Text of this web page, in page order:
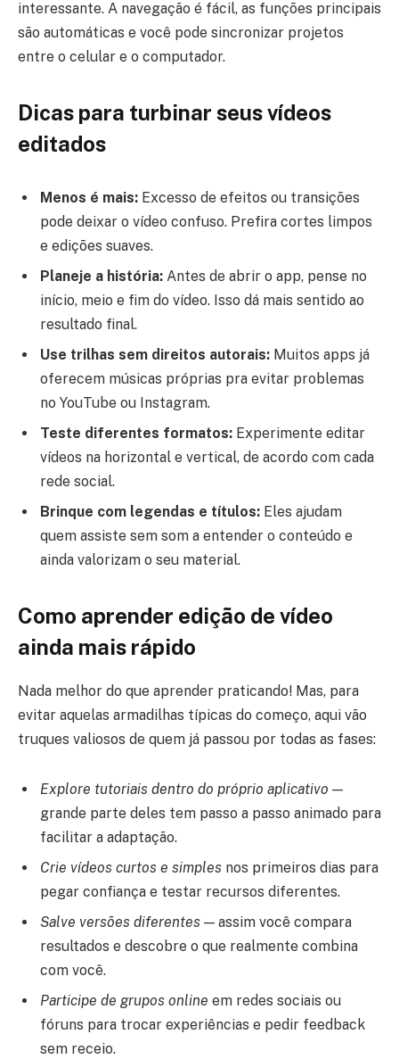
interessante. A navegação é fácil, as funções principais
são automáticas e você pode sincronizar projetos
entre o celular e o computador.
Dicas para turbinar seus vídeos
editados
Menos é mais: Excesso de efeitos ou transições
pode deixar o vídeo confuso. Prefira cortes limpos
e edições suaves.
Planeje a história: Antes de abrir o app, pense no
início, meio e fim do vídeo. Isso dá mais sentido ao
resultado final.
Use trilhas sem direitos autorais: Muitos apps já
oferecem músicas próprias pra evitar problemas
no YouTube ou Instagram.
Teste diferentes formatos: Experimente editar
vídeos na horizontal e vertical, de acordo com cada
rede social.
Brinque com legendas e títulos: Eles ajudam
quem assiste sem som a entender o conteúdo e
ainda valorizam o seu material.
Como aprender edição de vídeo
ainda mais rápido
Nada melhor do que aprender praticando! Mas, para
evitar aquelas armadilhas típicas do começo, aqui vão
truques valiosos de quem já passou por todas as fases:
Explore tutoriais dentro do próprio aplicativo —
grande parte deles tem passo a passo animado para
facilitar a adaptação.
Crie vídeos curtos e simples nos primeiros dias para
pegar confiança e testar recursos diferentes.
Salve versões diferentes — assim você compara
resultados e descobre o que realmente combina
com você.
Participe de grupos online em redes sociais ou
fóruns para trocar experiências e pedir feedback
sem receio.